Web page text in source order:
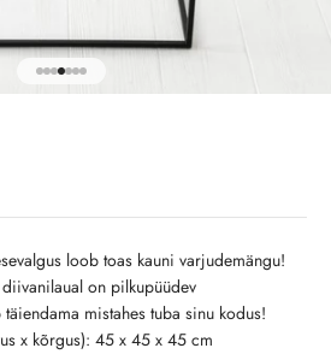
Ava toode 1
Ava toode 2
Ava toode 3
Ava toode 4
Ava toode 5
loob toas kauni varjudemängu!
on pilkupüüdev
mistahes tuba sinu kodus!
x kõrgus): 45 x 45 x 45 cm